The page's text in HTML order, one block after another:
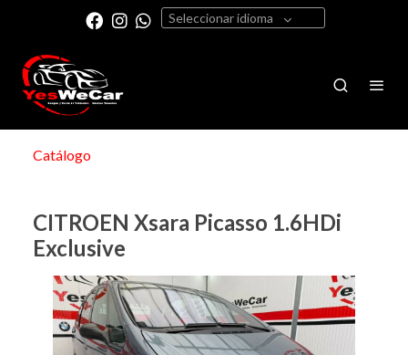
Seleccionar idioma
Catálogo
CITROEN Xsara Picasso 1.6HDi
Exclusive